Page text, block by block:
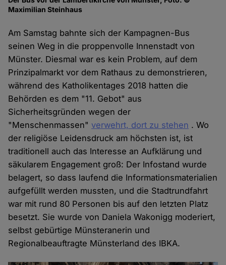
Maximilian Steinhaus
Am Samstag bahnte sich der Kampagnen-Bus
seinen Weg in die proppenvolle Innenstadt von
Münster. Diesmal war es kein Problem, auf dem
Prinzipalmarkt vor dem Rathaus zu demonstrieren,
während des Katholikentages 2018 hatten die
Behörden es dem "11. Gebot" aus
Sicherheitsgründen wegen der
"Menschenmassen"verwehrt, dort zu stehen . Wo
der religiöse Leidensdruck am höchsten ist, ist
traditionell auch das Interesse an Aufklärung und
säkularem Engagement groß: Der Infostand wurde
belagert, so dass laufend die Informationsmaterialien
aufgefüllt werden mussten, und die Stadtrundfahrt
war mit rund 80 Personen bis auf den letzten Platz
besetzt. Sie wurde von Daniela Wakonigg moderiert,
selbst gebürtige Münsteranerin und
Regionalbeauftragte Münsterland des IBKA.